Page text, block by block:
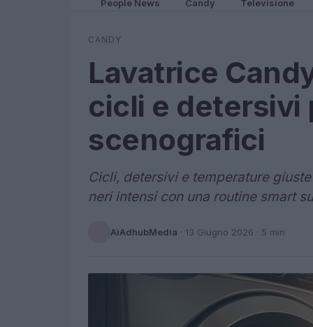
People News Candy Televisione
CANDY
Lavatrice
cicli e detersivi
scenografici
Cicli, detersivi e temperature
neri intensi con una routine smart
AiAdhubMedia · 13 Giugno 2026 · 5 min